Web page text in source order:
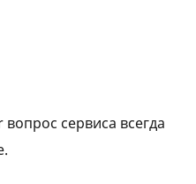
сервиса всегда